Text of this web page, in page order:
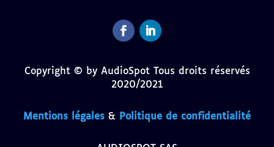
Copyright © by AudioSpot Tous droits réservés
2020/2021
Mentions légales & Politique de confidentialité